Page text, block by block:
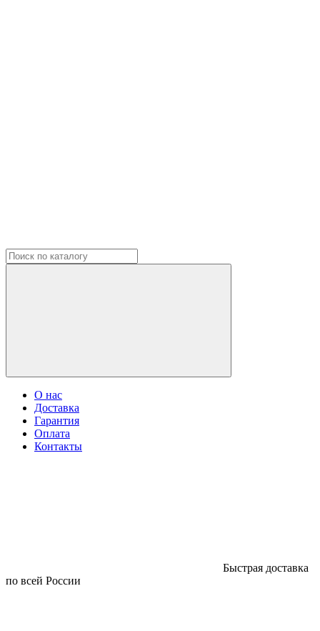
О нас
Доставка
Гарантия
Оплата
Контакты
Быстрая доставка
по всей России